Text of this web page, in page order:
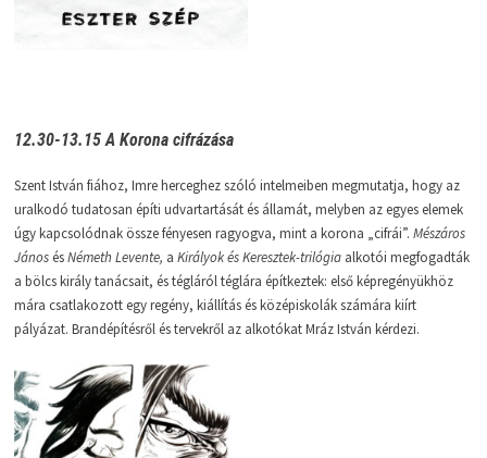
12.30-13.15 A Korona cifrázása
Szent István fiához, Imre herceghez szóló intelmeiben megmutatja, hogy az
uralkodó tudatosan építi udvartartását és államát, melyben az egyes elemek
úgy kapcsolódnak össze fényesen ragyogva, mint a korona „cifrái”. Mészáros
JánosésNémeth Levente, a Királyok és Keresztek-trilógiaalkotói megfogadták
a bölcs király tanácsait, és tégláról téglára építkeztek: első képregényükhöz
mára csatlakozott egy regény, kiállítás és középiskolák számára kiírt
pályázat. Brandépítésről és tervekről az alkotókat Mráz István kérdezi.